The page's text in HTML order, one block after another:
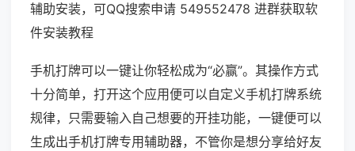
辅助安装，可QQ搜索申请 549552478 进群获取软
件安装教程
手机打牌可以一键让你轻松成为“必赢”。其操作方式
十分简单，打开这个应用便可以自定义手机打牌系统
规律，只需要输入自己想要的开挂功能，一键便可以
生成出手机打牌专用辅助器，不管你是想分享给好友